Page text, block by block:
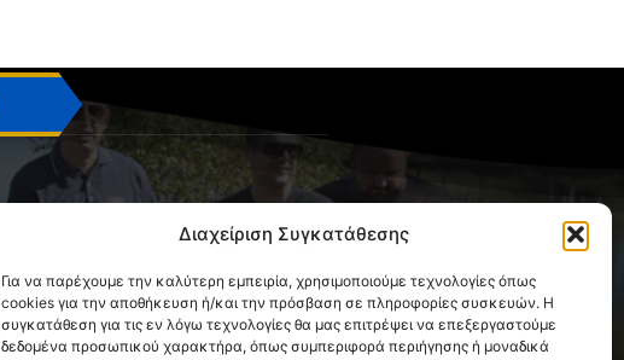
Διαχείριση Συγκατάθεσης
Για να παρέχουμε την καλύτερη εμπειρία, χρησιμοποιούμε τεχνολογίες όπως
cookies για την αποθήκευση ή/και την πρόσβαση σε πληροφορίες συσκευών. Η
συγκατάθεση για τις εν λόγω τεχνολογίες θα μας επιτρέψει να επεξεργαστούμε
δεδομένα προσωπικού χαρακτήρα, όπως συμπεριφορά περιήγησης ή μοναδικά